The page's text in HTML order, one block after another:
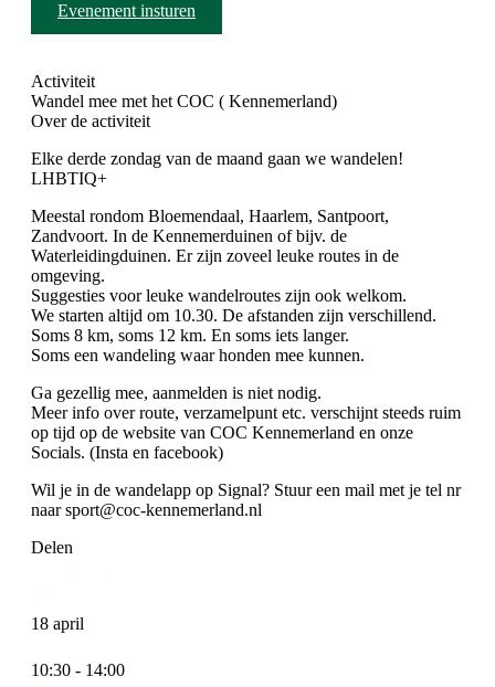
Evenement insturen
Activiteit
Wandel mee met het COC ( Kennemerland)
Over de activiteit
Elke derde zondag van de maand gaan we wandelen!
LHBTIQ+
Meestal rondom Bloemendaal, Haarlem, Santpoort,
Zandvoort. In de Kennemerduinen of bijv. de
Waterleidingduinen. Er zijn zoveel leuke routes in de
omgeving.
Suggesties voor leuke wandelroutes zijn ook welkom.
We starten altijd om 10.30. De afstanden zijn verschillend.
Soms 8 km, soms 12 km. En soms iets langer.
Soms een wandeling waar honden mee kunnen.
Ga gezellig mee, aanmelden is niet nodig.
Meer info over route, verzamelpunt etc. verschijnt steeds ruim
op tijd op de website van COC Kennemerland en onze
Socials. (Insta en facebook)
Wil je in de wandelapp op Signal? Stuur een mail met je tel nr
naar sport@coc-kennemerland.nl
Delen
18 april
10:30 - 14:00